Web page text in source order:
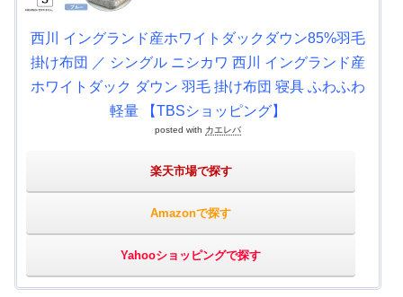
西川 イングランド産ホワイトダックダウン85%羽毛
掛け布団 ／ シングル ニシカワ 西川 イングランド産
ホワイトダック ダウン 羽毛 掛け布団 寝具 ふわふわ
軽量 【TBSショッピング】
posted with カエレバ
楽天市場で探す
Amazonで探す
Yahooショッピングで探す